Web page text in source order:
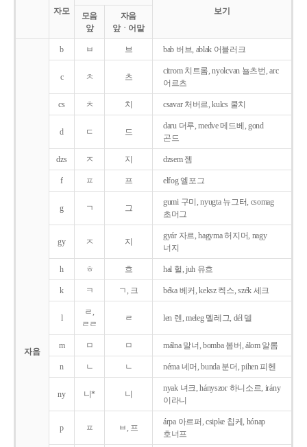
자모
보기
모음
앞
자음
앞ㆍ어말
자음
b ㅂ 브 bab 버브, ablak 어블러크
c ㅊ 츠
citrom 치트롬, nyolcvan 뇰츠번, arc
어르츠
cs ㅊ 치 csavar 처버르, kulcs 쿨치
d ㄷ 드
daru 더루, medve 메드베, gond
곤드
dzs ㅈ 지 dzsem 젬
f ㅍ 프 elfog 엘포그
g ㄱ 그
gumi 구미, nyugta 뉴그터, csomag
초머그
gy ㅈ 지
gyár 자르, hagyma 허지머, nagy
너지
h ㅎ 흐 hal 헐, juh 유흐
k ㅋ ㄱ, 크 béka 베커, keksz 켁스, szék 세크
l
ㄹ,
ㄹㄹ
ㄹ len 렌, meleg 멜레그, dél 델
m ㅁ ㅁ málna 말너, bomba 봄버, álom 알롬
n ㄴ ㄴ néma 네머, bunda 분더, pihen 피헨
ny 니* 니
nyak 녀크, hányszor 하니소르, irány
이라니
p ㅍ ㅂ, 프
árpa 아르퍼, csipke 칩케, hónap
호너프